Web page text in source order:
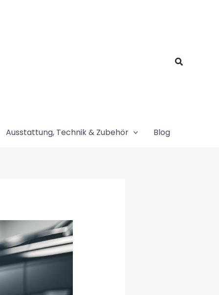
Suchen
Ausstattung, Technik & Zubehör Blog